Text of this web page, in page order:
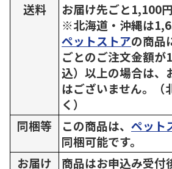
送料
お届け先ごと1,100円
※北海道・沖縄は
ペットストアの商品
ごとのご注文金額が
込）以上の場合は、
はございません。（
く）
同梱等
この商品は、 ペット
同梱可能です。
お届け
商品はお申込み受付